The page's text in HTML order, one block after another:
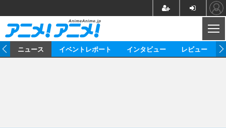
ニュース イベントレポート インタビュー レビュー